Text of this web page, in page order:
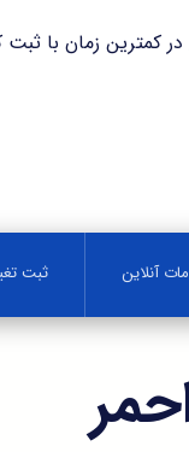
با ثبت کریم خان برای
آنلاین ثبت